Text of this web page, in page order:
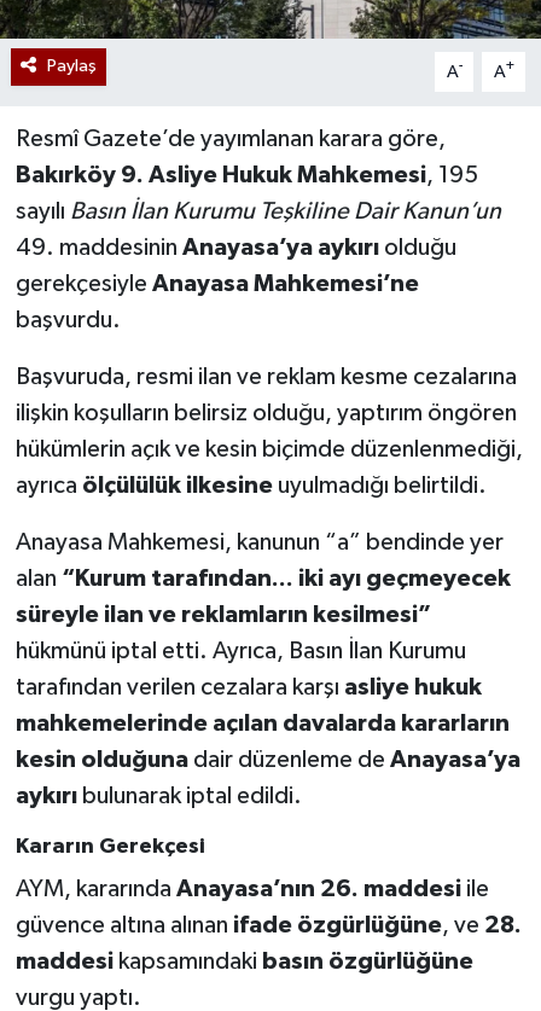
Paylaş A- A+
Resmî Gazete’de yayımlanan karara göre,
Bakırköy 9. Asliye Hukuk Mahkemesi, 195
sayılı Basın İlan Kurumu Teşkiline Dair Kanun’un
49. maddesinin Anayasa’ya aykırıolduğu
gerekçesiyle Anayasa Mahkemesi’ne
başvurdu.
Başvuruda, resmi ilan ve reklam kesme cezalarına
ilişkin koşulların belirsiz olduğu, yaptırım öngören
hükümlerin açık ve kesin biçimde düzenlenmediği,
ayrıca ölçülülük ilkesineuyulmadığı belirtildi.
Anayasa Mahkemesi, kanunun “a” bendinde yer
alan “Kurum tarafından... iki ayı geçmeyecek
süreyle ilan ve reklamların kesilmesi”
hükmünü iptal etti. Ayrıca, Basın İlan Kurumu
tarafından verilen cezalara karşı asliye hukuk
mahkemelerinde açılan davalarda kararların
kesin olduğunadair düzenleme de Anayasa’ya
aykırıbulunarak iptal edildi.
Kararın Gerekçesi
AYM, kararında Anayasa’nın 26. maddesiile
güvence altına alınan ifade özgürlüğüne, ve 28.
maddesikapsamındaki basın özgürlüğüne
vurgu yaptı.